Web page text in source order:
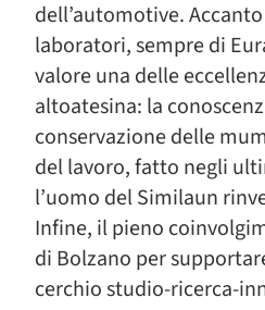
dell’automotive.
laboratori, sempre di
valore una delle
altoatesina: la
conservazione delle
del lavoro, fatto negli
l’uomo del Similaun
Infine, il pieno
di Bolzano per
cerchio studio-ricerca-